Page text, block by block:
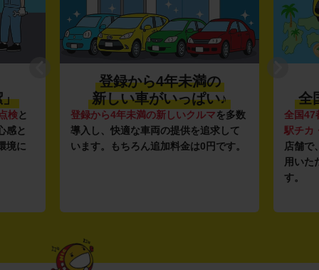
」
検と
感と
境に
登録から4年未満の
新しい車がいっぱい♪
登録から4年未満の新しいクルマを多数
導入し、快適な車両の提供を追求して
います。もちろん追加料金は0円です。
全
全国47
駅チカ
店舗で
用いた
す。